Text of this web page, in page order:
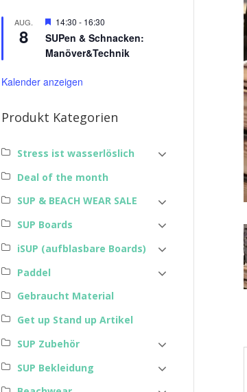
AUG.
8
Hervorgehoben
14:30 - 16:30
SUPen & Schnacken:
Manöver&Technik
Kalender anzeigen
Produkt Kategorien
Stress ist wasserlöslich
Deal of the month
SUP & BEACH WEAR SALE
SUP Boards
iSUP (aufblasbare Boards)
Paddel
Gebraucht Material
Get up Stand up Artikel
SUP Zubehör
SUP Bekleidung